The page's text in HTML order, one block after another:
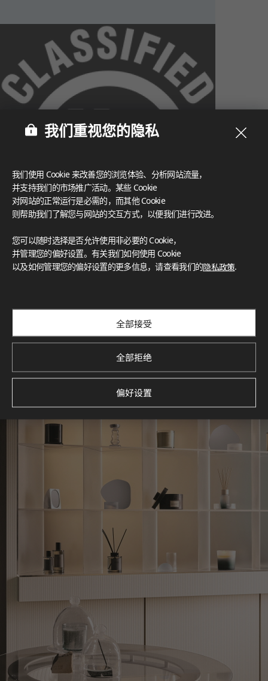
What These Certifications Mean
灵感画廊
我们重视您的隐私
我们使用 Cookie 来改善您的浏览体验、分析网站流量，
并支持我们的市场推广活动。某些 Cookie
对网站的正常运行是必需的，而其他 Cookie
则帮助我们了解您与网站的交互方式，以便我们进行改进。
您可以随时选择是否允许使用非必要的 Cookie，
并管理您的偏好设置。有关我们如何使用 Cookie
以及如何管理您的偏好设置的更多信息，请查看我们的隐私政策.
全部接受
全部拒绝
偏好设置